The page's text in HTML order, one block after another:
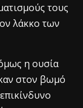
τους
λάκκο των
η ουσία
στον βωμό